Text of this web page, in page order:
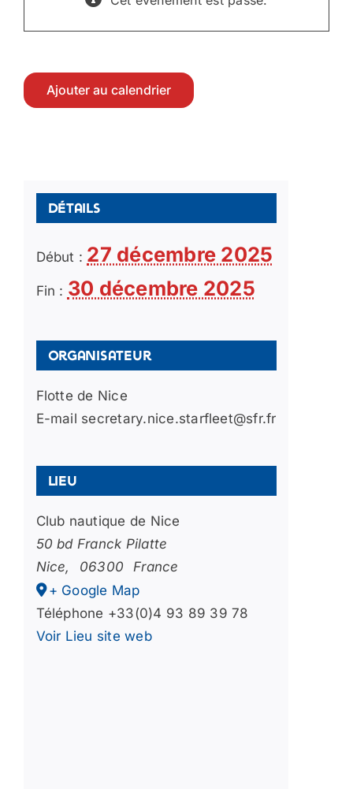
Ajouter au calendrier
Détails
Début : 27 décembre 2025
Fin : 30 décembre 2025
Organisateur
Flotte de Nice
E-mail secretary.nice.starfleet@sfr.fr
Lieu
Club nautique de Nice
50 bd Franck Pilatte
Nice, 06300
France
+ Google Map
Téléphone +33(0)4 93 89 39 78
Voir Lieu site web